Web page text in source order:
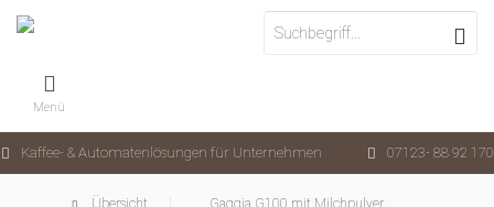
Kaffee- & Automatenlösungen für Unternehmen 07123- 88 92 170
Menü
Übersicht Gaggia G100 mit Milchpulver